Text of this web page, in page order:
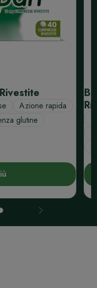
Azione rapida
glutine